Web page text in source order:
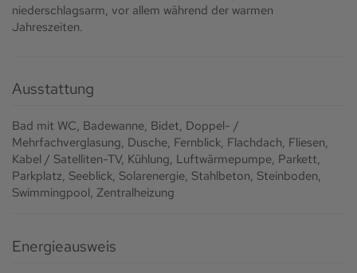
niederschlagsarm, vor allem während der warmen
Jahreszeiten.
Ausstattung
Bad mit WC Badewanne Bidet Doppel- /
Mehrfachverglasung Dusche Fernblick Flachdach Fliesen
Kabel / Satelliten-TV Kühlung Luftwärmepumpe Parkett
Parkplatz Seeblick Solarenergie Stahlbeton Steinboden
Swimmingpool Zentralheizung
Energieausweis